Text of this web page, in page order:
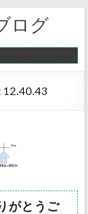
ログ
がとうご